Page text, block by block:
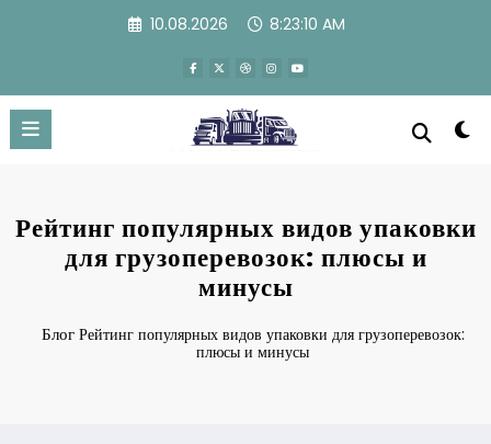
10.08.2026 8:23:11 AM
Рейтинг популярных видов упаковки
для грузоперевозок: плюсы и
минусы
Блог Рейтинг популярных видов упаковки для грузоперевозок:
плюсы и минусы